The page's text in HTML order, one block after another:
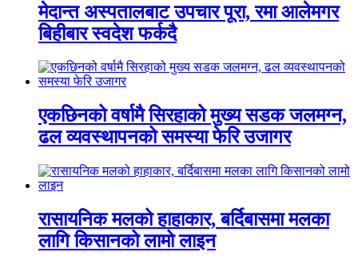
मेदान्त अस्पतालबाट उपचार पूरा, रमा आलेमगर
बिहीबार स्वदेश फर्कदै
एकछिनको वर्षामै सिरहाको मुख्य सडक जलमग्न,
ढल व्यवस्थापनको समस्या फेरि उजागर
रासायनिक मलको हाहाकार, बर्दिबासमा मलका
लागि किसानको लामो लाइन